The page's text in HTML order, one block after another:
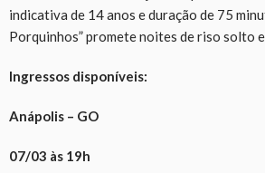
indicativa de 14 anos e duração de 75
Porquinhos” promete noites de riso solto
Ingressos disponíveis:
Anápolis – GO
07/03 às 19h